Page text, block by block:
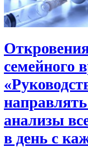
семейного
анализы
в день с